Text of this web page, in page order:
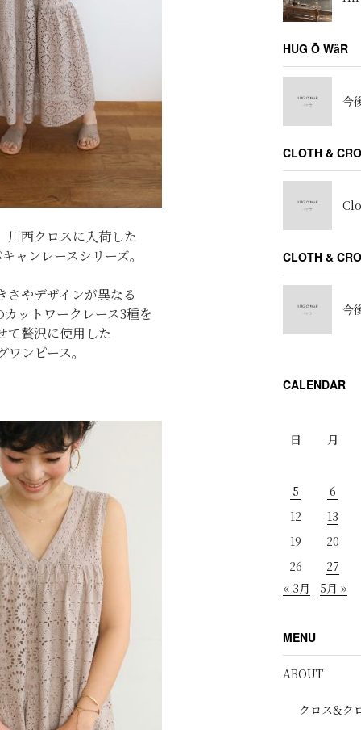
川西クロスに入荷した
ャンレースシリーズ。
さやデザインが異なる
ットワークレース3種を
て贅沢に使用した
ワンピース。
HUG Ō WäR
今
CLOTH &
CLOTH &
今
CALENDAR
日 月
5
6
12
13
19
20
26
27
« 3月
5月 »
MENU
ABOUT
クロス&ク